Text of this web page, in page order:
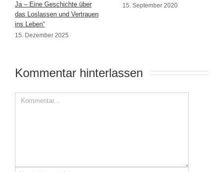
Ja – Eine Geschichte über
das Loslassen und Vertrauen
ins Leben“
15. Dezember 2025
15. September 2020
Kommentar hinterlassen